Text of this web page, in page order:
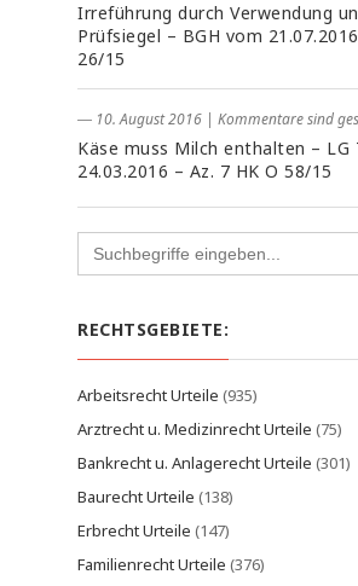
Irreführung durch Verwendung
Prüfsiegel – BGH vom
26/15
― 10. August 2016 | Kommentare sind
Käse muss Milch enthalten – LG
24.03.2016 – Az. 7 HK O 58/15
Search
for:
RECHTSGEBIETE:
Arbeitsrecht Urteile (935)
Arztrecht u. Medizinrecht Urteile (75)
Bankrecht u. Anlagerecht Urteile (301)
Baurecht Urteile (138)
Erbrecht Urteile (147)
Familienrecht Urteile (376)